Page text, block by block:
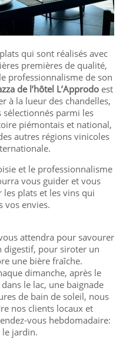
qui sont réalisés avec
premières de qualité,
professionnalisme de son
de l’hôtel L’Approdoest
à la lueur des chandelles,
sélectionnés parmi les
piémontais et national,
autres régions vinicoles
et le professionnalisme
vous guider et vous
plats et les vins qui
vos envies.
attendra pour savourer
digestif, pour siroter un
une bière fraîche.
dimanche, après le
le lac, une baignade
de bain de soleil, nous
nos clients locaux et
vous hebdomadaire:
le jardin.